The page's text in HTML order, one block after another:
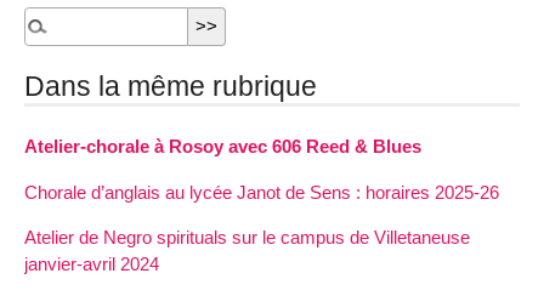
Dans la même rubrique
Atelier-chorale à Rosoy avec 606 Reed & Blues
Chorale d’anglais au lycée Janot de Sens : horaires 2025-26
Atelier de Negro spirituals sur le campus de Villetaneuse
janvier-avril 2024